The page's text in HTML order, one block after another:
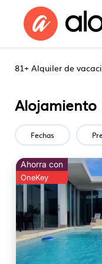
81+ Alquiler de
Alojamiento
Fechas
Ahorra con
OneKey